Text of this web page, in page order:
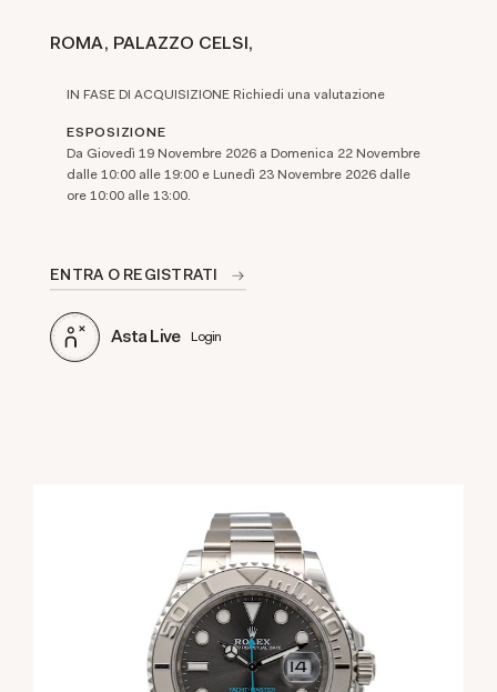
ROMA, PALAZZO CELSI,
IN FASE DI ACQUISIZIONE Richiedi una valutazione
ESPOSIZIONE
Da Giovedì 19 Novembre 2026 a Domenica 22 Novembre
dalle 10:00 alle 19:00 e Lunedì 23 Novembre 2026 dalle
ore 10:00 alle 13:00.
ENTRA O REGISTRATI
Asta Live Login